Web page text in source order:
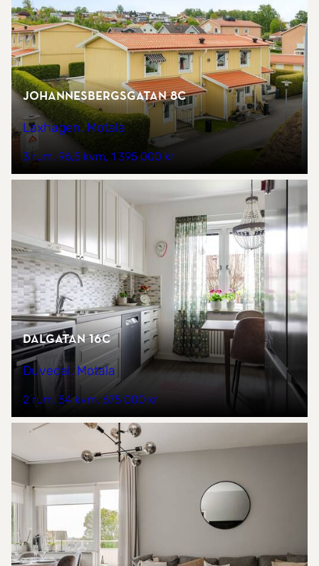
Johannesbergsgatan 8C
Laxhagen, Motala
3 rum 96,5 kvm 1 395 000 kr
Dalgatan 16C
Duvedal, Motala
2 rum 54 kvm 675 000 kr